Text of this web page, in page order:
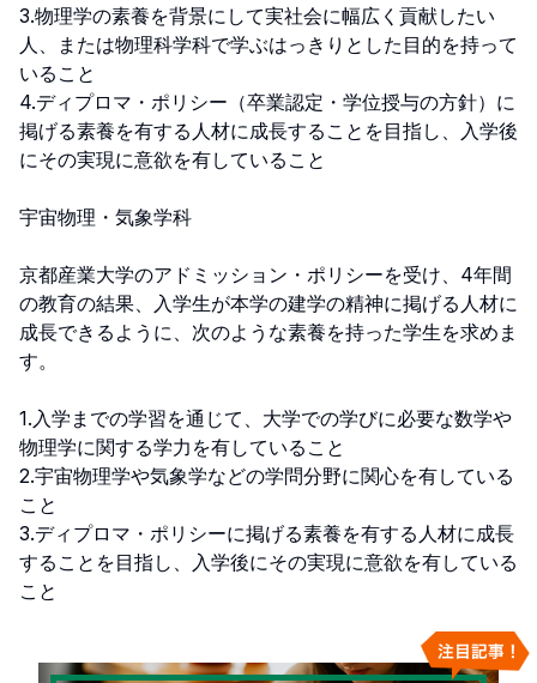
3.物理学の素養を背景にして実社会に幅広く貢献したい
人、または物理科学科で学ぶはっきりとした目的を持って
いること
4.ディプロマ・ポリシー（卒業認定・学位授与の方針）に
掲げる素養を有する人材に成長することを目指し、入学後
にその実現に意欲を有していること
宇宙物理・気象学科
京都産業大学のアドミッション・ポリシーを受け、4年間
の教育の結果、入学生が本学の建学の精神に掲げる人材に
成長できるように、次のような素養を持った学生を求めま
す。
1.入学までの学習を通じて、大学での学びに必要な数学や
物理学に関する学力を有していること
2.宇宙物理学や気象学などの学問分野に関心を有している
こと
3.ディプロマ・ポリシーに掲げる素養を有する人材に成長
することを目指し、入学後にその実現に意欲を有している
こと